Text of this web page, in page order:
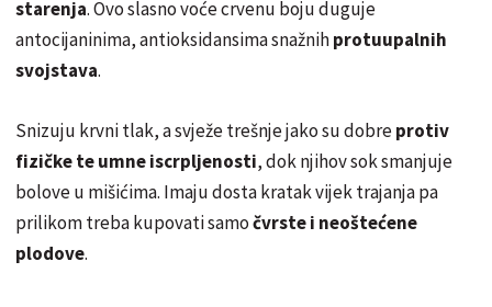
starenja. Ovo slasno voće crvenu boju duguje
antocijaninima, antioksidansima snažnihprotuupalnih
svojstava.
Snizuju krvni tlak, a svježe trešnje jako su dobreprotiv
fizičke te umne iscrpljenosti, dok njihov sok smanjuje
bolove u mišićima. Imaju dosta kratak vijek trajanja pa
prilikom treba kupovati samočvrste i neoštećene
plodove.